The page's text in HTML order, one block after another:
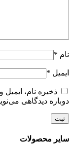
نام *
ایمیل *
ذخیره نام،
دوباره دیدگاهی
سایر محصولات